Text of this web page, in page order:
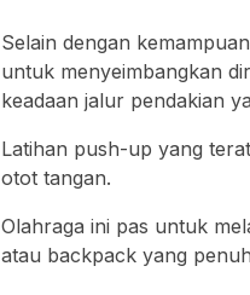
Selain dengan
untuk menyeimbangkan
keadaan jalur pendakian
Latihan push-up yang
otot tangan.
Olahraga ini pas untuk
atau backpack yang